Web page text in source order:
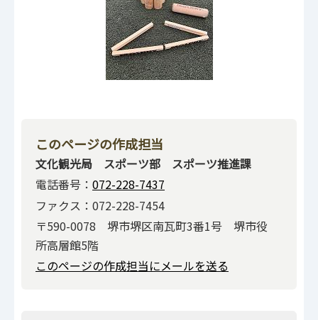
このページの作成担当
文化観光局 スポーツ部 スポーツ推進課
電話番号： 072-228-7437
ファクス：072-228-7454
〒590-0078 堺市堺区南瓦町3番1号 堺市役
所高層館5階
このページの作成担当にメールを送る